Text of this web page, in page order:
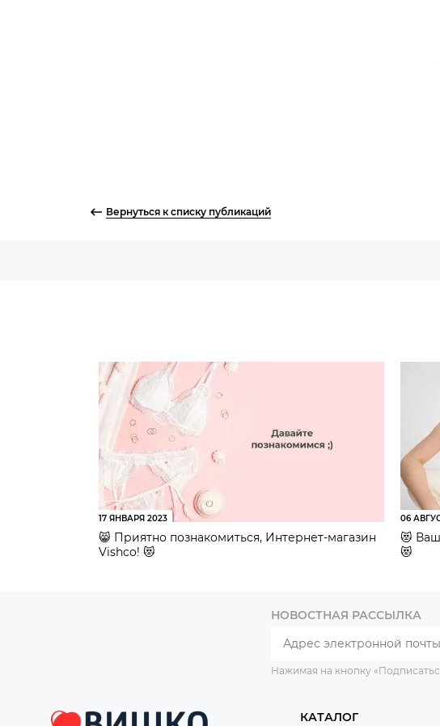
Вернуться к списку публикаций
17 ЯНВАРЯ 2023
😸 Приятно познакомиться, Интернет-магазин
Vishco! 😻
06
😻
😻
НОВОСТНАЯ РАССЫЛКА
Нажимая на кнопку
КАТАЛОГ